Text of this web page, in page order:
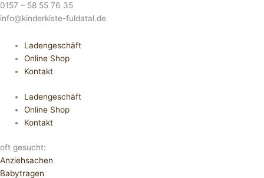
0157 – 58 55 76 35
info@kinderkiste-fuldatal.de
Ladengeschäft
Online Shop
Kontakt
Ladengeschäft
Online Shop
Kontakt
oft gesucht:
Anziehsachen
Babytragen